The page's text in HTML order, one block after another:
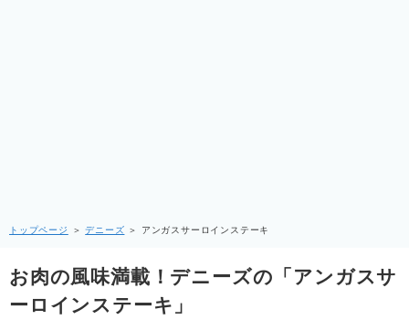
トップページ ＞デニーズ ＞ アンガスサーロインステーキ
お肉の風味満載！デニーズの「アンガスサ
ーロインステーキ」